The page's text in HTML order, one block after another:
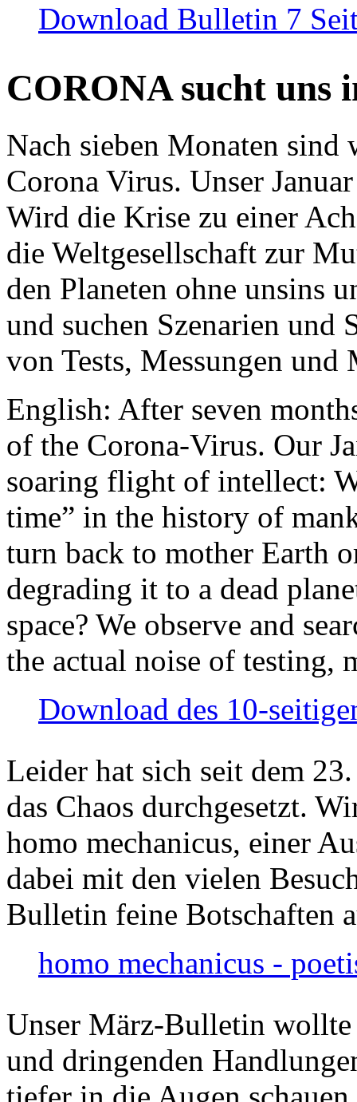
Download Bulletin 7
CORONA sucht uns
Nach sieben Monaten
Corona Virus. Unser
Wird die Krise zu einer
die Weltgesellschaft zur
den Planeten ohne unsins
und suchen Szenarien und
von Tests, Messungen und
English: After seven
of the Corona-Virus. Our
soaring flight of intellect:
time” in the history of
turn back to mother Earth
degrading it to a dead
space? We observe and
the actual noise of testing,
Download des 10-
Leider hat sich seit dem
das Chaos durchgesetzt.
homo mechanicus, einer
dabei mit den vielen
Bulletin feine Botschaften
homo mechanicus -
Unser März-Bulletin
und dringenden